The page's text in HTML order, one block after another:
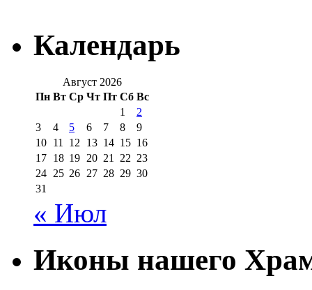
Календарь
Август 2026
Пн Вт Ср Чт Пт Сб Вс
1
2
3
4 5 6 7 8
9
10 11 12 13 14 15 16
17 18 19 20 21 22 23
24 25 26 27 28 29 30
31
« Июл
Иконы нашего